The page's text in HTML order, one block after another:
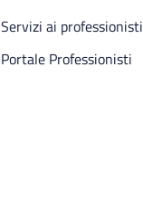
Servizi ai professionisti
Portale Professionisti